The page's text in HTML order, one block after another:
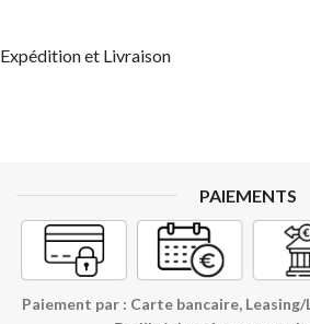
Expédition et Livraison
PAIEMENTS
Paiement par : Carte bancaire,